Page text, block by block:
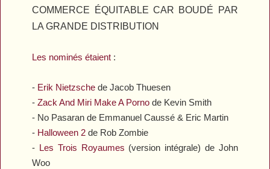
COMMERCE ÉQUITABLE CAR BOUDÉ PAR
LA GRANDE DISTRIBUTION
Les nominés étaient :
- Erik Nietzsche de Jacob Thuesen
-Zack And Miri Make A Porno de Kevin Smith
- No Pasaran de Emmanuel Caussé & Eric Martin
- Halloween 2 de Rob Zombie
- Les Trois Royaumes (version intégrale) de John
Woo